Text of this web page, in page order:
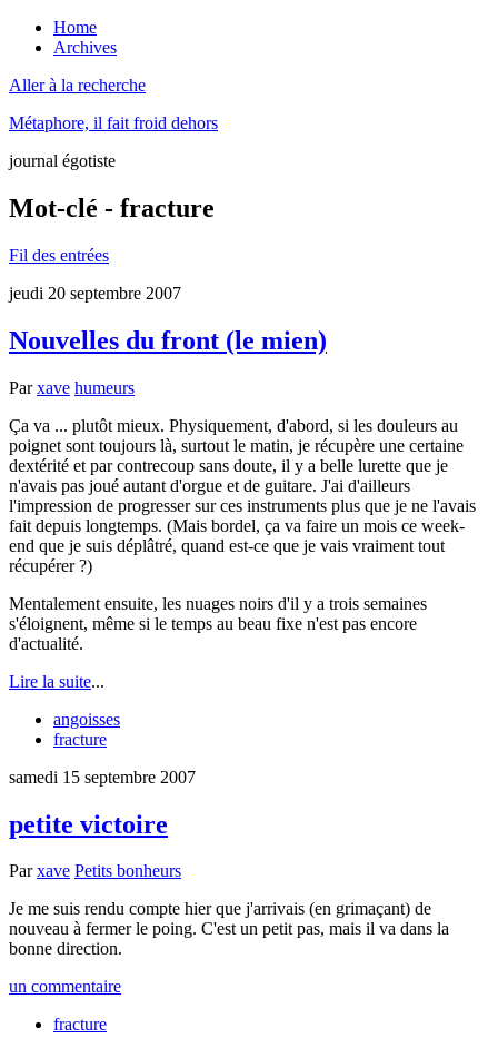
Home
Archives
Aller à la recherche
Métaphore, il fait froid dehors
journal égotiste
Mot-clé - fracture
Fil des entrées
jeudi 20 septembre 2007
Nouvelles du front (le mien)
Parxave humeurs
Ça va ... plutôt mieux. Physiquement, d'abord, si les douleurs au
poignet sont toujours là, surtout le matin, je récupère une certaine
dextérité et par contrecoup sans doute, il y a belle lurette que je
n'avais pas joué autant d'orgue et de guitare. J'ai d'ailleurs
l'impression de progresser sur ces instruments plus que je ne l'avais
fait depuis longtemps. (Mais bordel, ça va faire un mois ce week-
end que je suis déplâtré, quand est-ce que je vais vraiment tout
récupérer ?)
Mentalement ensuite, les nuages noirs d'il y a trois semaines
s'éloignent, même si le temps au beau fixe n'est pas encore
d'actualité.
Lire la suite...
angoisses
fracture
samedi 15 septembre 2007
petite victoire
Parxave Petits bonheurs
Je me suis rendu compte hier que j'arrivais (en grimaçant) de
nouveau à fermer le poing. C'est un petit pas, mais il va dans la
bonne direction.
un commentaire
fracture